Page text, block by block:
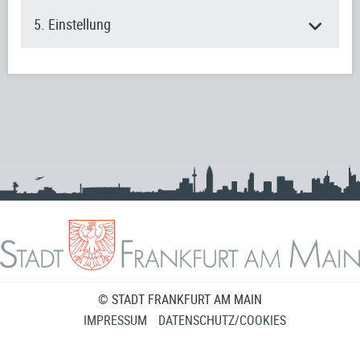
5. Einstellung
© STADT FRANKFURT AM MAIN
IMPRESSUM
DATENSCHUTZ/COOKIES